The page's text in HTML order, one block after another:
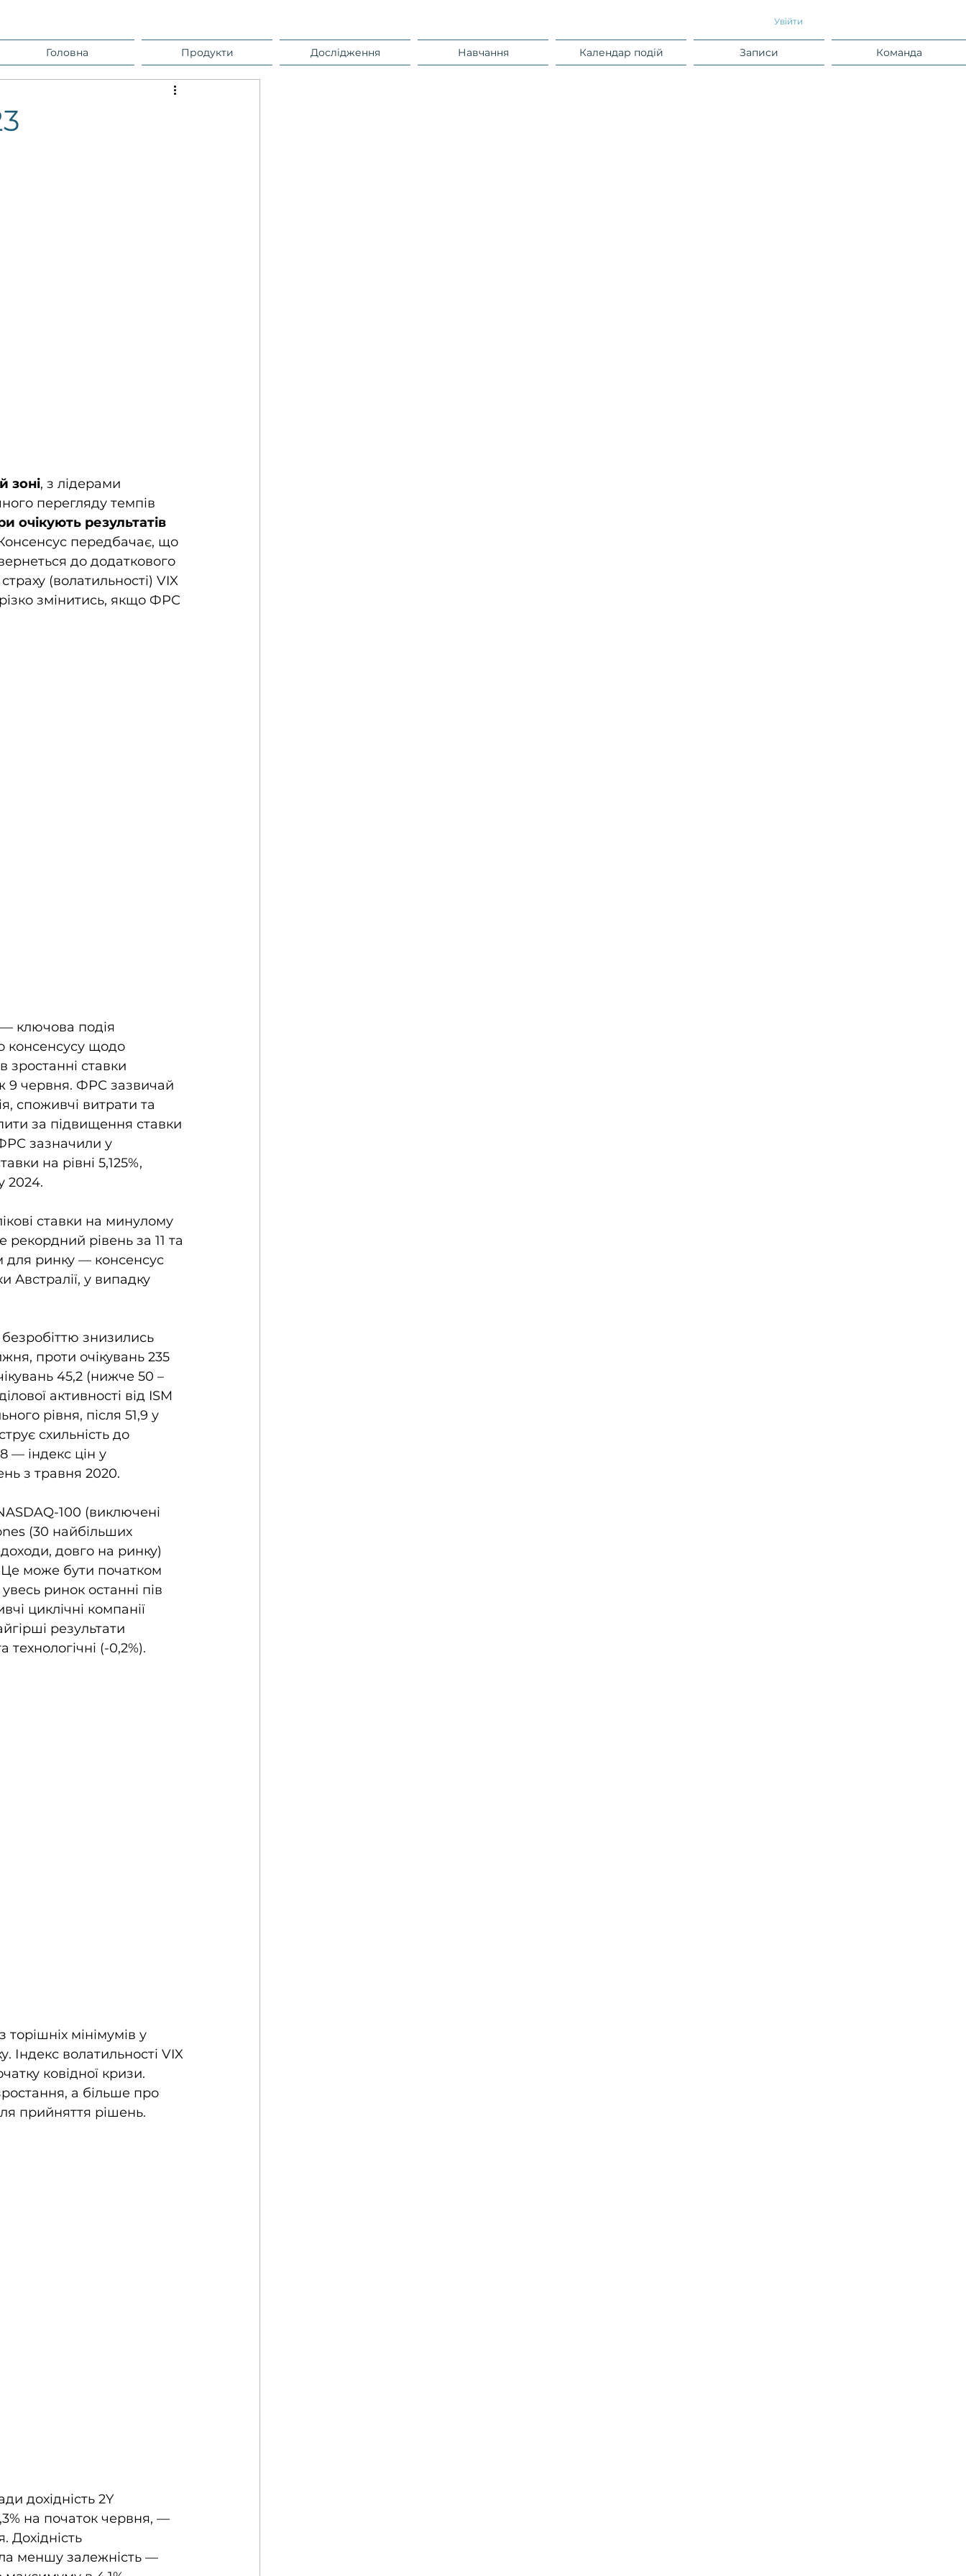
Увійти
Головна Продукти Дослідження Навчання Календар подій Записи Команда
зоні, з лідерами
перегляду темпів
очікують результатів
передбачає, що
до додаткового
(волатильності) VIX
змінитись, якщо ФРС
ключова подія
консенсусу щодо
зростанні ставки
9 червня. ФРС зазвичай
споживчі витрати та
за підвищення ставки
зазначили у
на рівні 5,125%,
2024.
ставки на минулому
рівень за 11 та
для ринку — консенсус
Австралії, у випадку
безробіттю знизились
проти очікувань 235
45,2 (нижче 50 –
активності від ISM
рівня, після 51,9 у
схильність до
— індекс цін у
з травня 2020.
100 (виключені
(30 найбільших
доходи, довго на ринку)
Це може бути початком
ринок останні пів
циклічні компанії
результати
(-0,2%).
мінімумів у
Індекс волатильності VIX
ковідної кризи.
а більше про
прийняття рішень.
дохідність 2Y
на початок червня, —
Дохідність
меншу залежність —